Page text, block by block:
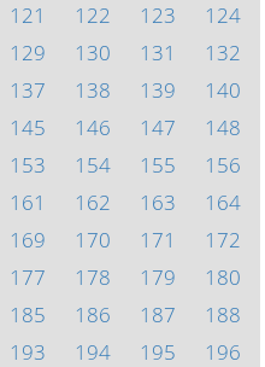
121 122 123
124
129 130 131
132
137 138 139
140
145 146 147
148
153 154 155
156
161 162 163
164
169 170 171
172
177 178 179
180
185 186 187
188
193 194 195
196